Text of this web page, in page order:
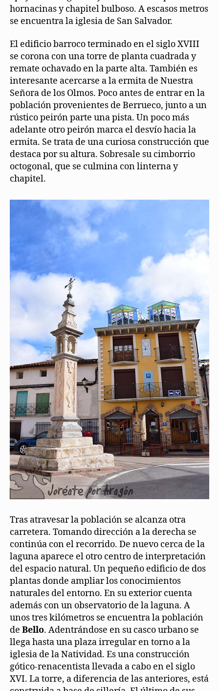
hornacinas y chapitel bulboso. A escasos metros
se encuentra la iglesia de San Salvador.
El edificio barroco terminado en el siglo XVIII
se corona con una torre de planta cuadrada y
remate ochavado en la parte alta. También es
interesante acercarse a la ermita de Nuestra
Señora de los Olmos. Poco antes de entrar en la
población provenientes de Berrueco, junto a un
rústico peirón parte una pista. Un poco más
adelante otro peirón marca el desvío hacia la
ermita. Se trata de una curiosa construcción que
destaca por su altura. Sobresale su cimborrio
octogonal, que se culmina con linterna y
chapitel.
Tras atravesar la población se alcanza otra
carretera. Tomando dirección a la derecha se
continúa con el recorrido. De nuevo cerca de la
laguna aparece el otro centro de interpretación
del espacio natural. Un pequeño edificio de dos
plantas donde ampliar los conocimientos
naturales del entorno. En su exterior cuenta
además con un observatorio de la laguna. A
unos tres kilómetros se encuentra la población
de Bello. Adentrándose en su casco urbano se
llega hasta una plaza irregular en torno a la
iglesia de la Natividad. Es una construcción
gótico-renacentista llevada a cabo en el siglo
XVI. La torre, a diferencia de las anteriores, está